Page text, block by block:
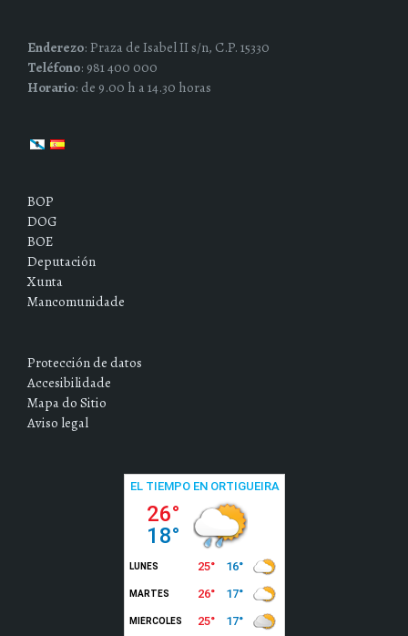
Enderezo: Praza de Isabel II s/n, C.P. 15330
Teléfono: 981 400 000
Horario: de 9.00 h a 14.30 horas
BOP
DOG
BOE
Deputación
Xunta
Mancomunidade
Protección de datos
Accesibilidade
Mapa do Sitio
Aviso legal